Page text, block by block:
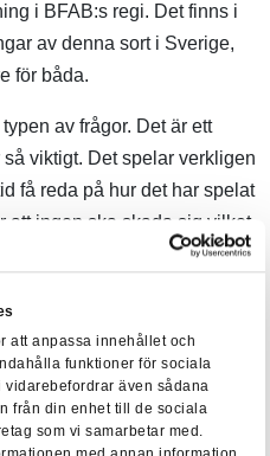
att anpassa innehållet och
funktioner för sociala
även sådana
från din enhet till de sociala
som vi samarbetar med.
i BFAB:s regi. Det finns i
av denna sort i Sverige,
för båda.
av frågor. Det är ett
viktigt. Det spelar verkligen
få reda på hur det har spelat
att ingen ska skada sig vilket
viktig del med Håll nollans
de praktiskt viktiga frågorna i
arbetet som utförs